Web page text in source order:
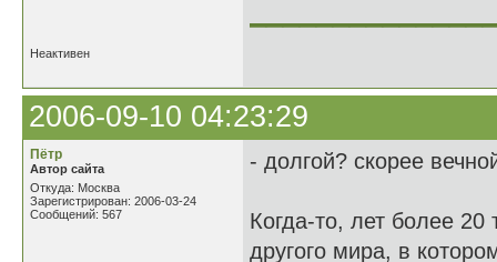
Неактивен
2006-09-10 04:23:29
Пётр
Автор сайта
Откуда: Москва
Зарегистрирован: 2006-03-24
Сообщений: 567
- долгой? скорее
Когда-то, лет более
другого мира, в